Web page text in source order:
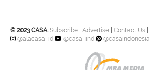
© 2023 CASA.Subscribe Advertise Contact Us
@alacasa_id
@casa_ind @casaindonesia